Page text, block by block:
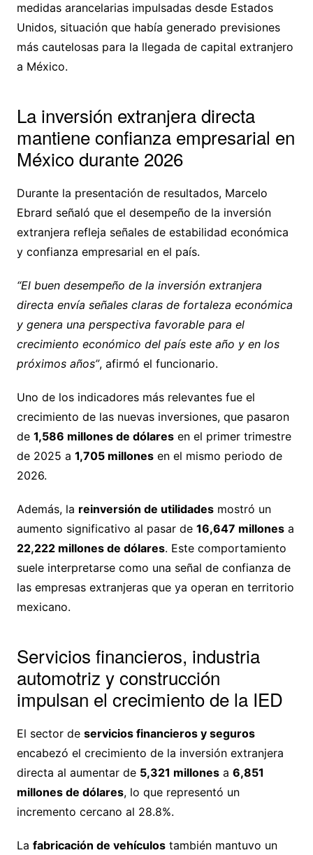
medidas arancelarias impulsadas desde Estados
Unidos, situación que había generado previsiones
más cautelosas para la llegada de capital extranjero
a México.
La inversión extranjera directa
mantiene confianza empresarial en
México durante 2026
Durante la presentación de resultados, Marcelo
Ebrard señaló que el desempeño de la inversión
extranjera refleja señales de estabilidad económica
y confianza empresarial en el país.
“El buen desempeño de la inversión extranjera
directa envía señales claras de fortaleza económica
y genera una perspectiva favorable para el
crecimiento económico del país este año y en los
próximos años”, afirmó el funcionario.
Uno de los indicadores más relevantes fue el
crecimiento de las nuevas inversiones, que pasaron
de 1,586 millones de dólaresen el primer trimestre
de 2025 a 1,705 millonesen el mismo periodo de
2026.
Además, la reinversión de utilidadesmostró un
aumento significativo al pasar de 16,647 millonesa
22,222 millones de dólares. Este comportamiento
suele interpretarse como una señal de confianza de
las empresas extranjeras que ya operan en territorio
mexicano.
Servicios financieros, industria
automotriz y construcción
impulsan el crecimiento de la IED
El sector de servicios financieros y seguros
encabezó el crecimiento de la inversión extranjera
directa al aumentar de 5,321 millonesa 6,851
millones de dólares, lo que representó un
incremento cercano al 28.8%.
La fabricación de vehículostambién mantuvo un